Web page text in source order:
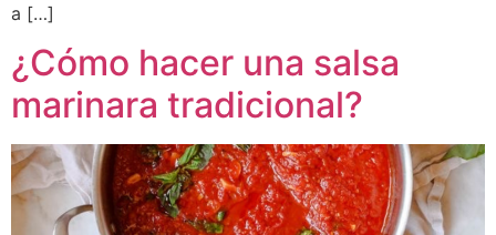
a […]
¿Cómo hacer una salsa
marinara tradicional?